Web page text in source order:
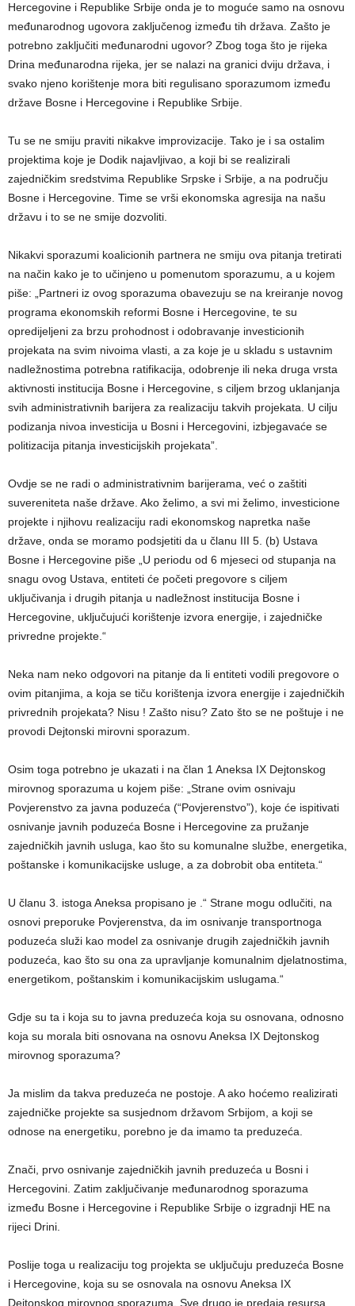
Hercegovine i Republike Srbije onda je to moguće samo na osnovu
međunarodnog ugovora zaključenog između tih država. Zašto je
potrebno zaključiti međunarodni ugovor? Zbog toga što je rijeka
Drina međunarodna rijeka, jer se nalazi na granici dviju država, i
svako njeno korištenje mora biti regulisano sporazumom između
države Bosne i Hercegovine i Republike Srbije.
Tu se ne smiju praviti nikakve improvizacije. Tako je i sa ostalim
projektima koje je Dodik najavljivao, a koji bi se realizirali
zajedničkim sredstvima Republike Srpske i Srbije, a na području
Bosne i Hercegovine. Time se vrši ekonomska agresija na našu
državu i to se ne smije dozvoliti.
Nikakvi sporazumi koalicionih partnera ne smiju ova pitanja tretirati
na način kako je to učinjeno u pomenutom sporazumu, a u kojem
piše: „Partneri iz ovog sporazuma obavezuju se na kreiranje novog
programa ekonomskih reformi Bosne i Hercegovine, te su
opredijeljeni za brzu prohodnost i odobravanje investicionih
projekata na svim nivoima vlasti, a za koje je u skladu s ustavnim
nadležnostima potrebna ratifikacija, odobrenje ili neka druga vrsta
aktivnosti institucija Bosne i Hercegovine, s ciljem brzog uklanjanja
svih administrativnih barijera za realizaciju takvih projekata. U cilju
podizanja nivoa investicija u Bosni i Hercegovini, izbjegavaće se
politizacija pitanja investicijskih projekata”.
Ovdje se ne radi o administrativnim barijerama, već o zaštiti
suvereniteta naše države. Ako želimo, a svi mi želimo, investicione
projekte i njihovu realizaciju radi ekonomskog napretka naše
države, onda se moramo podsjetiti da u članu III 5. (b) Ustava
Bosne i Hercegovine piše „U periodu od 6 mjeseci od stupanja na
snagu ovog Ustava, entiteti će početi pregovore s ciljem
uključivanja i drugih pitanja u nadležnost institucija Bosne i
Hercegovine, uključujući korištenje izvora energije, i zajedničke
privredne projekte.“
Neka nam neko odgovori na pitanje da li entiteti vodili pregovore o
ovim pitanjima, a koja se tiču korištenja izvora energije i zajedničkih
privrednih projekata? Nisu ! Zašto nisu? Zato što se ne poštuje i ne
provodi Dejtonski mirovni sporazum.
Osim toga potrebno je ukazati i na član 1 Aneksa IX Dejtonskog
mirovnog sporazuma u kojem piše: „Strane ovim osnivaju
Povjerenstvo za javna poduzeća (“Povjerenstvo”), koje će ispitivati
osnivanje javnih poduzeća Bosne i Hercegovine za pružanje
zajedničkih javnih usluga, kao što su komunalne službe, energetika,
poštanske i komunikacijske usluge, a za dobrobit oba entiteta.“
U članu 3. istoga Aneksa propisano je .“ Strane mogu odlučiti, na
osnovi preporuke Povjerenstva, da im osnivanje transportnoga
poduzeća služi kao model za osnivanje drugih zajedničkih javnih
poduzeća, kao što su ona za upravljanje komunalnim djelatnostima,
energetikom, poštanskim i komunikacijskim uslugama.“
Gdje su ta i koja su to javna preduzeća koja su osnovana, odnosno
koja su morala biti osnovana na osnovu Aneksa IX Dejtonskog
mirovnog sporazuma?
Ja mislim da takva preduzeća ne postoje. A ako hoćemo realizirati
zajedničke projekte sa susjednom državom Srbijom, a koji se
odnose na energetiku, porebno je da imamo ta preduzeća.
Znači, prvo osnivanje zajedničkih javnih preduzeća u Bosni i
Hercegovini. Zatim zaključivanje međunarodnog sporazuma
između Bosne i Hercegovine i Republike Srbije o izgradnji HE na
rijeci Drini.
Poslije toga u realizaciju tog projekta se uključuju preduzeća Bosne
i Hercegovine, koja su se osnovala na osnovu Aneksa IX
Dejtonskog mirovnog sporazuma. Sve drugo je predaja resursa